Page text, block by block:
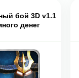
бой 3D v1.1
денег